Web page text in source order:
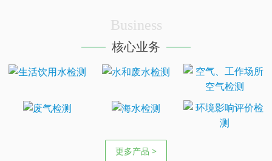
Business
核心业务
更多产品 >